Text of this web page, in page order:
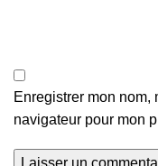
Enregistrer mon nom,
navigateur pour mon